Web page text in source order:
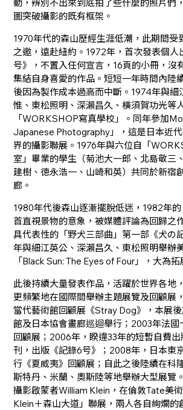
動，辨別不出來到底拍了些什麼的照片們
圖突破攝影的既有框架。
1970年代的森山歷經生涯低潮，此期間受
之邀，遠赴紐約。1972年，首次發表個人
号》，不置入任何宣言，16頁的小冊，沒
集結自身喜愛的作品。短短一年時間內陸
後因為製作成本過高而中斷。1974年與細
惟、東松照明、深瀨昌久、橫須賀功光等
「WORKSHOP寫真學校」。同年參加
Japanese Photography」，這是日本近
界的攝影聯展。1976年與六位自「
室」畢業的學生（菊池大一郎、北島敬三
建樹、徳永浩一、山崎和英）共同於新宿
廊。
1980年代後森山逐漸擺脫低迷，1982年
首直視景物的意象，被媒體評論為回歸之
具代表性的「野犬三部曲」第一部《犬の
年與細江英公、深瀨昌久、東松照明舉辦
「Black Sun: The Eyes of Four」，大為
此後持續大量發表作品，活躍於世界各地
更頻繁地在國際間舉辦主題展覽及回顧展
當代藝術館回顧展《Stray Dog》，本展
館及日本協會畫廊巡迴舉行；2003年法國
回顧展；2006年，睽違33年的短暫自費
刊，出版《記錄6号》；2008年，日本東
行《夏威夷》回顧展；自此之後陸續在科
斯特丹、米蘭、奧斯陸等地舉辦大型展覽
攝影啟蒙者William Klein，在倫敦Tate美
Klein＋森山大道」聯展，兩人各自絢爛的